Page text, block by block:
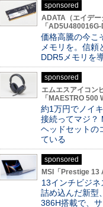
sponsored
ADATA（エイデー
「AD5U480016G-
価格高騰の今こ
メモリを。信頼
DDR5メモリを
sponsored
エムエスアイコン
「MAESTRO 500
約1万円でノイ
接続ってマジ？
ヘッドセットの
ている
sponsored
MSI「Prestige 13
13インチビジ
詰め込んだ新型
386H搭載で、